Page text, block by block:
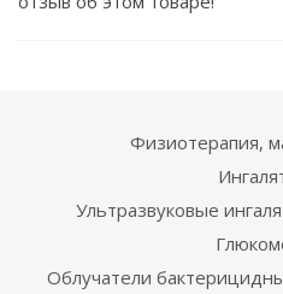
Физиотерапия,
Ультразвуковые
Облучатели